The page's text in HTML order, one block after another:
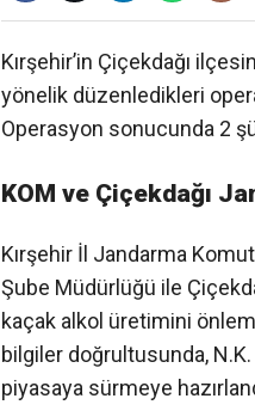
Kırşehir’in Çiçekdağı
yönelik düzenledikleri
Operasyon sonucunda 2
KOM ve Çiçekdağı
Kırşehir İl Jandarma
Şube Müdürlüğü ile
kaçak alkol üretimini
bilgiler doğrultusunda,
piyasaya sürmeye